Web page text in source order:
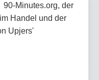
90-Minutes.org, der
Handel und der
Upjers'